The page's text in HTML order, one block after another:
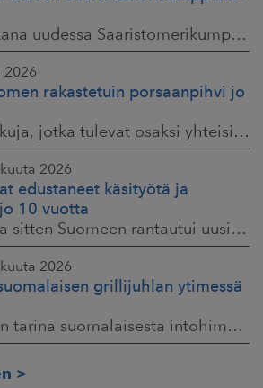
HKFoods on mukana uudessa Saaristomerikumppanit-hankkeessa, joka kokoaa yhteen elintarviketeollisuuden, kaupan, maataloustuottajat ja asiantuntijat. Tavoitteena
2026
rakastetuin porsaanpihvi jo
On olemassa makuja, jotka tulevat osaksi yhteisiä ruokahetkiä ja -muistoja. HK® Viljaporsaan fileepihvi Ranch on juuri sellainen. Klassikko, joka on hallinnut
2026
edustaneet käsityötä ja
10 vuotta
Kymmenen vuotta sitten Suomeen rantautui uusi ilmiö: artesaanihenkisyys. Pienpanimoiden ja käsityöläistuotteiden nostaessa päätään HKFoodsilla tunnistettiin,
2026
grillijuhlan ytimessä
HK Kabanossi® on tarina suomalaisesta intohimosta, innovaatiosta ja yhteisistä hetkistä grillin äärellä. Se on legenda, joka ei alkanut suurista strategioista,